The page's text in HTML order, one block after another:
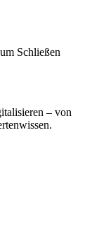
Schließen
– von